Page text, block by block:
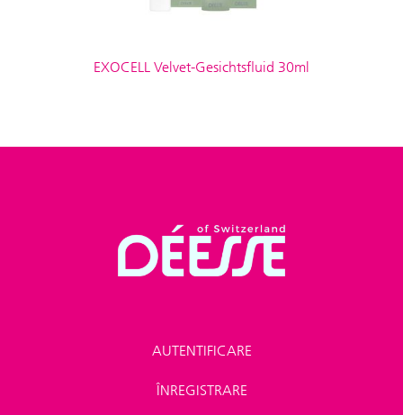
EXOCELL Velvet-Gesichtsfluid 30ml
AUTENTIFICARE
ÎNREGISTRARE